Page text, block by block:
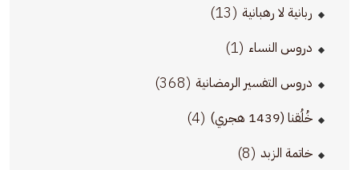
ربانية لا رهبانية (13)
دروس النساء (1)
دروس التفسير الرمضانية (368)
خُلُقنا (1439 هجري) (4)
خاتمة الزبد (8)